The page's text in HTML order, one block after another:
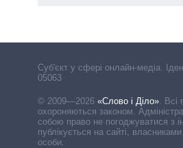
Cуб'єкт у сфері онлайн-медіа.
05063
© 2009—2026 «Слово і Діло»
Всі
охороняються законом.
собою право не погоджуватися з
публікується на сайті, власниками
особи.